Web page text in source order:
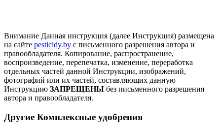
Внимание Данная инструкция (далее Инструкция) размещена
на сайте pesticidy.by с письменного разрешения автора и
правообладателя. Копирование, распространение,
воспроизведение, перепечатка, изменение, переработка
отдельных частей данной Инструкции, изображений,
фотографий или их частей, составляющих данную
Инструкцию ЗАПРЕЩЕНЫ без письменного разрешения
автора и правообладателя.
Другие Комплексные удобрения